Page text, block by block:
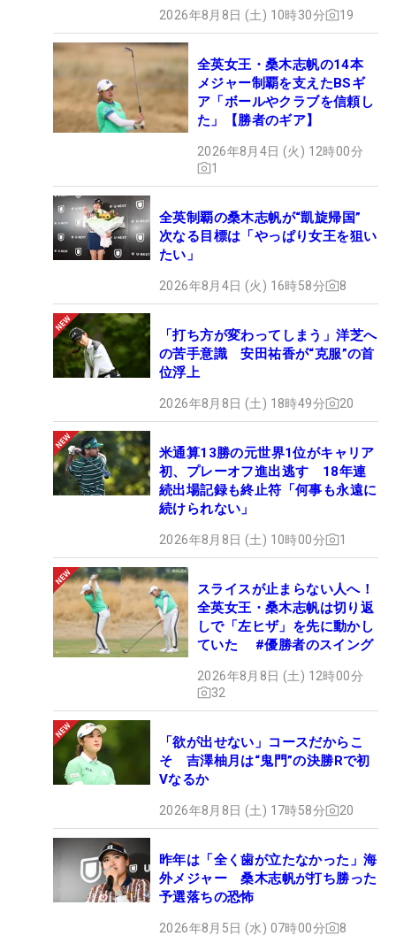
2026年8月8日 (土) 10時30分 19
全英女王・桑木志帆の14本
メジャー制覇を支えたBSギ
ア「ボールやクラブを信頼し
た」【勝者のギア】
2026年8月4日 (火) 12時00分
1
全英制覇の桑木志帆が“凱旋帰国”
次なる目標は「やっぱり女王を狙い
たい」
2026年8月4日 (火) 16時58分 8
「打ち方が変わってしまう」洋芝へ
の苦手意識 安田祐香が“克服”の首
位浮上
2026年8月8日 (土) 18時49分 20
米通算13勝の元世界1位がキャリア
初、プレーオフ進出逃す 18年連
続出場記録も終止符「何事も永遠に
続けられない」
2026年8月8日 (土) 10時00分 1
スライスが止まらない人へ！
全英女王・桑木志帆は切り返
しで「左ヒザ」を先に動かし
ていた #優勝者のスイング
2026年8月8日 (土) 12時00分
32
「欲が出せない」コースだからこ
そ 吉澤柚月は“鬼門”の決勝Rで初
Vなるか
2026年8月8日 (土) 17時58分 20
昨年は「全く歯が立たなかった」海
外メジャー 桑木志帆が打ち勝った
予選落ちの恐怖
2026年8月5日 (水) 07時00分 8